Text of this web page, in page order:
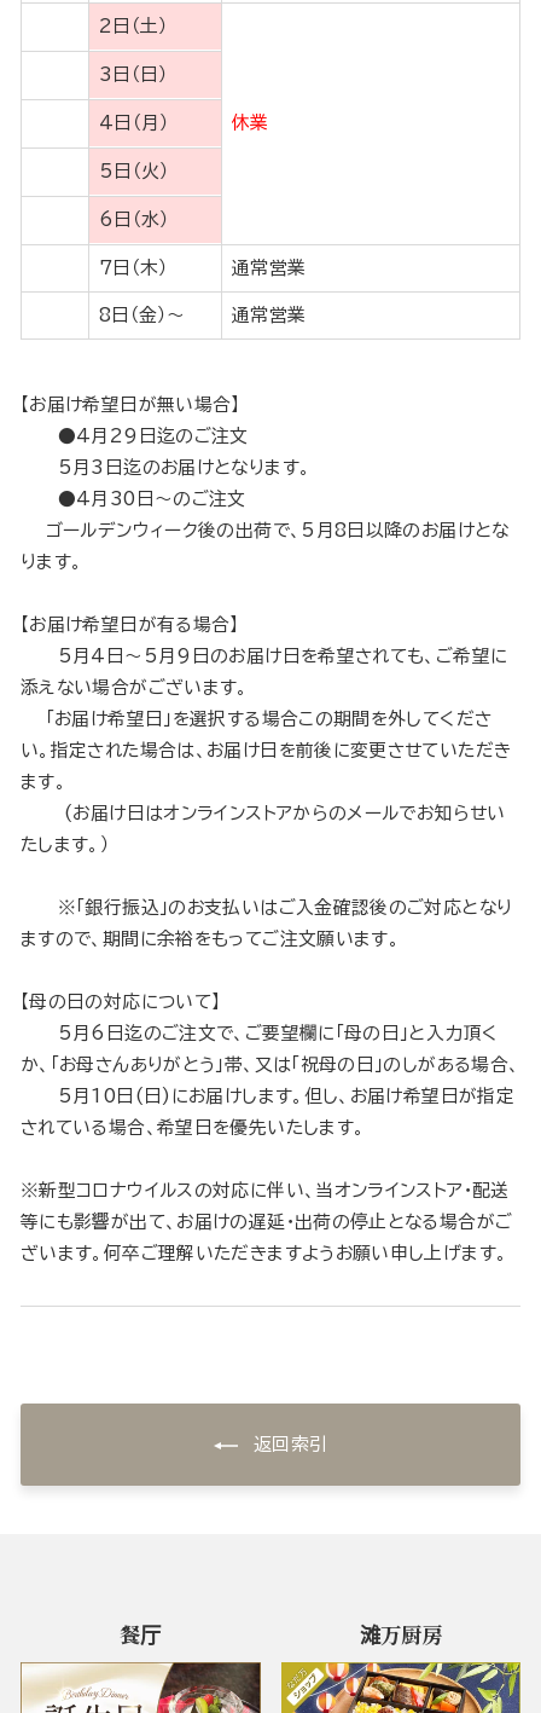
2日（土）
休業
3日（日）
4日（月）
5日（火）
6日（水）
7日（木） 通常営業
8日（金）〜 通常営業
【お届け希望日が無い場合】
●4月29日迄のご注文
5月3日迄のお届けとなります。
●4月30日～のご注文
ゴールデンウィーク後の出荷で、5月8日以降のお届けとな
ります。
【お届け希望日が有る場合】
5月4日～5月9日のお届け日を希望されても、ご希望に
添えない場合がございます。
「お届け希望日」を選択する場合この期間を外してくださ
い。指定された場合は、お届け日を前後に変更させていただき
ます。
(お届け日はオンラインストアからのメールでお知らせい
たします。）
※「銀行振込」のお支払いはご入金確認後のご対応となり
ますので、期間に余裕をもってご注文願います。
【母の日の対応について】
5月6日迄のご注文で、ご要望欄に「母の日」と入力頂く
か、「お母さんありがとう」帯、又は「祝母の日」のしがある場合、
5月10日(日)にお届けします。但し、お届け希望日が指定
されている場合、希望日を優先いたします。
※新型コロナウイルスの対応に伴い、当オンラインストア・配送
等にも影響が出て、お届けの遅延・出荷の停止となる場合がご
ざいます。何卒ご理解いただきますようお願い申し上げます。
返回索引
餐厅 滩万厨房